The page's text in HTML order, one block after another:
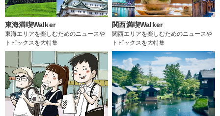
東海満喫Walker
東海エリアを楽しむためのニュースや
トピックスを大特集
関西満喫Walker
関西エリアを楽しむためのニュースや
トピックスを大特集